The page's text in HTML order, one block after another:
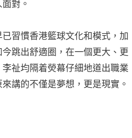
對。
習慣香港籃球文化和模式，加
跳出舒適圈，在一個更大、更
祉均隔着熒幕仔細地道出職業
講的不僅是夢想，更是現實。